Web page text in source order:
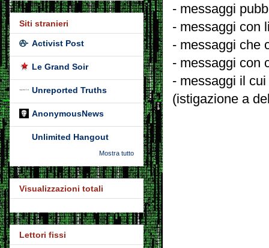
- messaggi
- messaggi con
- messaggi che
- messaggi con
- messaggi il
(istigazione a
Siti stranieri
Activist Post
Le Grand Soir
Unreported Truths
AnonymousNews
Unlimited Hangout
Mostra tutto
Visualizzazioni totali
Lettori fissi